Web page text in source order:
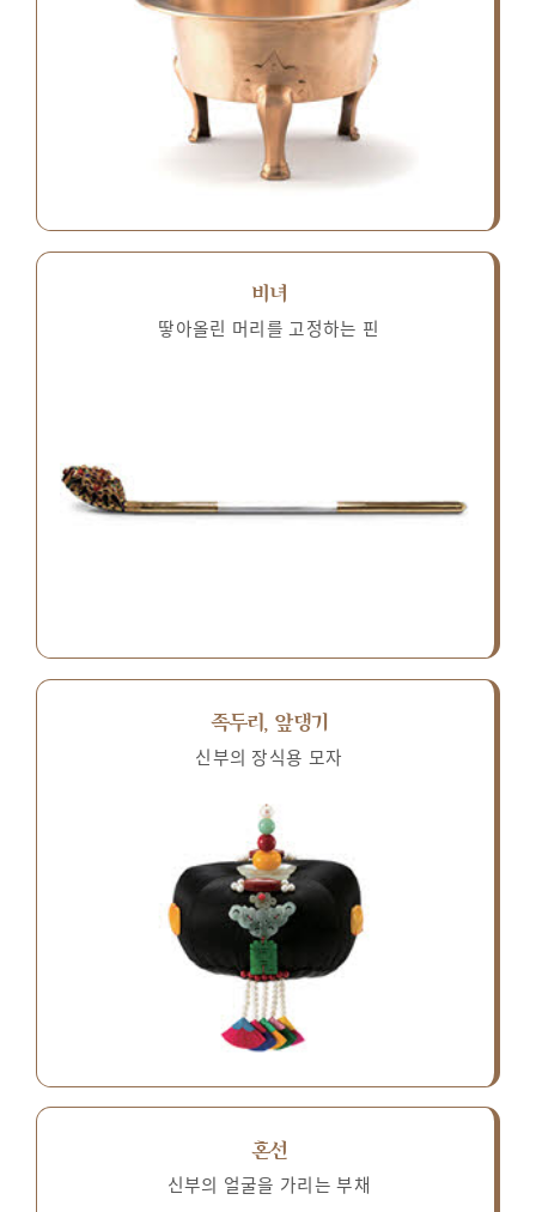
비녀
땋아올린 머리를 고정하는 핀
족두리, 앞댕기
신부의 장식용 모자
혼선
신부의 얼굴을 가리는 부채